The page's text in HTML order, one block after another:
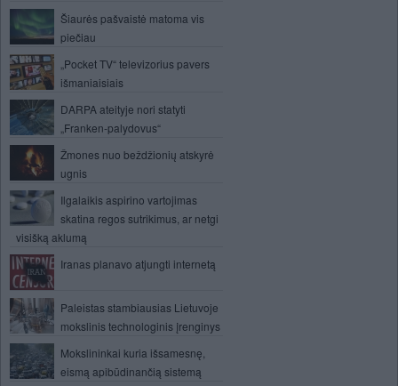
Šiaurės pašvaistė matoma vis
piečiau
„Pocket TV“ televizorius pavers
išmaniaisiais
DARPA ateityje nori statyti
„Franken-palydovus“
Žmones nuo beždžionių atskyrė
ugnis
Ilgalaikis aspirino vartojimas
skatina regos sutrikimus, ar netgi
visišką aklumą
Iranas planavo atjungti internetą
Paleistas stambiausias Lietuvoje
mokslinis technologinis įrenginys
Mokslininkai kuria išsamesnę,
eismą apibūdinančią sistemą